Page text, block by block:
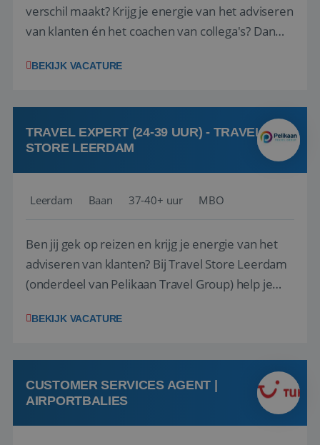
verschil maakt? Krijg je energie van het adviseren
van klanten én het coachen van collega's? Dan
(onderdeel van Pelikaan Travel Group) zoeken
team het reisbureau verder...
BEKIJK VACATURE
TRAVEL EXPERT (24-39 UUR) - TRAVEL
STORE LEERDAM
Leerdam Baan 37-40+ uur MBO
Ben jij gek op reizen en krijg je energie van het
adviseren van klanten? Bij Travel Store Leerdam
(onderdeel van Pelikaan Travel Group) help je
vinden. Samen maken we van elke reis een
hebt in de reisbranche of j...
BEKIJK VACATURE
CUSTOMER SERVICES AGENT |
AIRPORTBALIES